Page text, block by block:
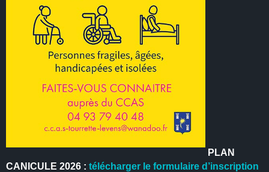
PLAN
CANICULE 2026 :télécharger le formulaire d’inscription